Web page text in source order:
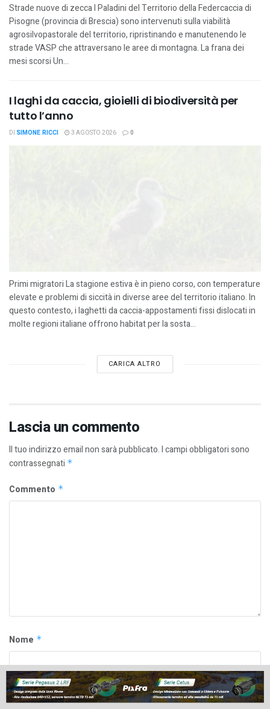
Strade nuove di zecca I Paladini del Territorio della Federcaccia di
Pisogne (provincia di Brescia) sono intervenuti sulla viabilità
agrosilvopastorale del territorio, ripristinando e manutenendo le
strade VASP che attraversano le aree di montagna. La frana dei
mesi scorsi Un...
I laghi da caccia, gioielli di biodiversità per
tutto l’anno
DI SIMONE RICCI 3 AGOSTO 2026 0
Primi migratori La stagione estiva è in pieno corso, con temperature
elevate e problemi di siccità in diverse aree del territorio italiano. In
questo contesto, i laghetti da caccia-appostamenti fissi dislocati in
molte regioni italiane offrono habitat per la sosta...
CARICA ALTRO
Lascia un commento
Il tuo indirizzo email non sarà pubblicato.I campi obbligatori sono
contrassegnati *
Commento *
Nome *
Email*